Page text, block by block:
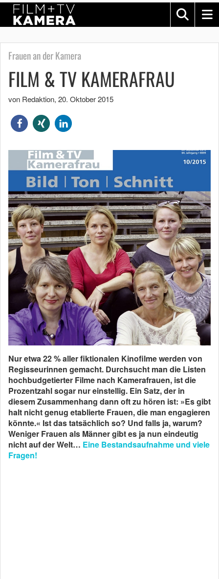
Frauen an der Kamera
FILM & TV KAMERAFRAU
von Redaktion, 20. Oktober 2015
Nur etwa 22 % aller fiktionalen Kinofilme werden von
Regisseurinnen gemacht. Durchsucht man die Listen
hochbudgetierter Filme nach Kamerafrauen, ist die
Prozentzahl sogar nur einstellig. Ein Satz, der in
diesem Zusammenhang dann oft zu hören ist: »Es gibt
halt nicht genug etablierte Frauen, die man engagieren
könnte.« Ist das tatsächlich so? Und falls ja, warum?
Weniger Frauen als Männer gibt es ja nun eindeutig
nicht auf der Welt… Eine Bestandsaufnahme und viele
Fragen!